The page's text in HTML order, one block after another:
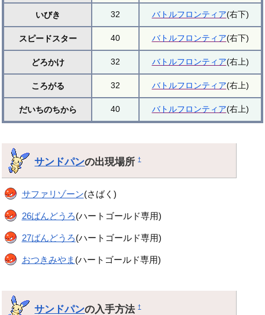
いびき 32 バトルフロンティア(右下)
スピードスター 40 バトルフロンティア(右下)
どろかけ 32 バトルフロンティア(右上)
ころがる 32 バトルフロンティア(右上)
だいちのちから 40 バトルフロンティア(右上)
サンドパンの出現場所†
サファリゾーン(さばく)
26ばんどうろ(ハートゴールド専用)
27ばんどうろ(ハートゴールド専用)
おつきみやま (ハートゴールド専用)
サンドパンの入手方法†